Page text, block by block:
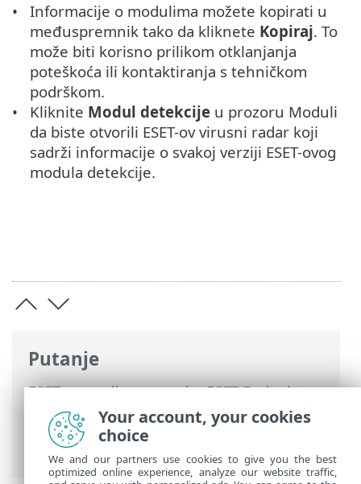
Putanje
ESET-ova online pomoć>ESET Endpoint
Security
>Upotreba programa ESET
Endpoint Security
Pomoć i podrška
programu ESET Endpoint Security
Informacije o modulima možete kopirati u
međuspremnik tako da kliknete Kopiraj. To
može biti korisno prilikom otklanjanja
poteškoća ili kontaktiranja s tehničkom
podrškom.
Kliknite Modul detekcije u prozoru Moduli
da biste otvorili ESET-ov virusni radar koji
sadrži informacije o svakoj verziji ESET-ovog
modula detekcije.
Your account, your cookies
choice
We and our partners use cookies to give you the best
optimized online experience, analyze our website traffic,